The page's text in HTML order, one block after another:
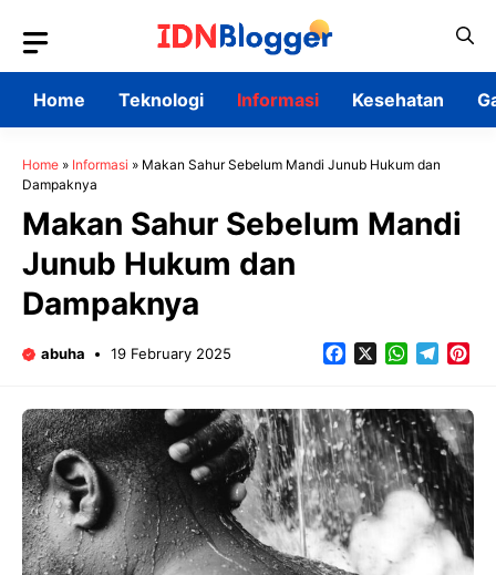
content
Home
Teknologi Informasi Kesehatan
Home » Informasi » Makan Sahur Sebelum Mandi Junub Hukum dan
Dampaknya
Makan Sahur Sebelum Mandi
Junub Hukum dan
Dampaknya
abuha 19 February 2025 FacebookWhatsApp